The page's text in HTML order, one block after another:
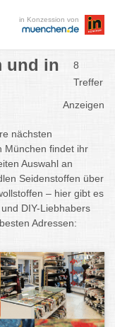
in Konzession von
und in
8
Treffer
Anzeigen
nächsten
München findet ihr
Auswahl an
Seidenstoffen über
– hier gibt es
DIY-Liebhabers
Adressen: